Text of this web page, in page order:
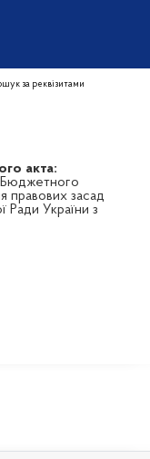
за реквізитами
акта:
Бюджетного
правових засад
Ради України з